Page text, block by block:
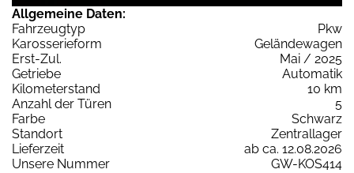
Allgemeine Daten:
Fahrzeugtyp
Pkw
Karosserieform
Geländewagen
Erst-Zul.
Mai / 2025
Getriebe
Automatik
Kilometerstand
10 km
Anzahl der Türen
5
Farbe
Schwarz
Standort
Zentrallager
Lieferzeit
ab ca. 12.08.2026
Unsere Nummer
GW-KOS414